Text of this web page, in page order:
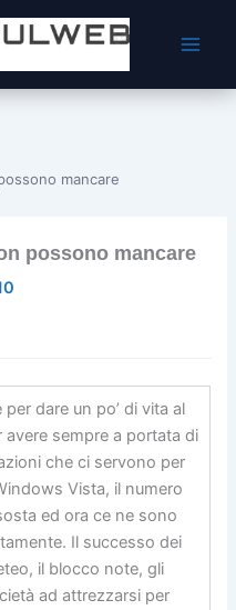
mancare
possono mancare
dare un po’ di vita al
sempre a portata di
che ci servono per
Vista, il numero
ed ora ce ne sono
Il successo dei
il blocco note, gli
ad attrezzarsi per